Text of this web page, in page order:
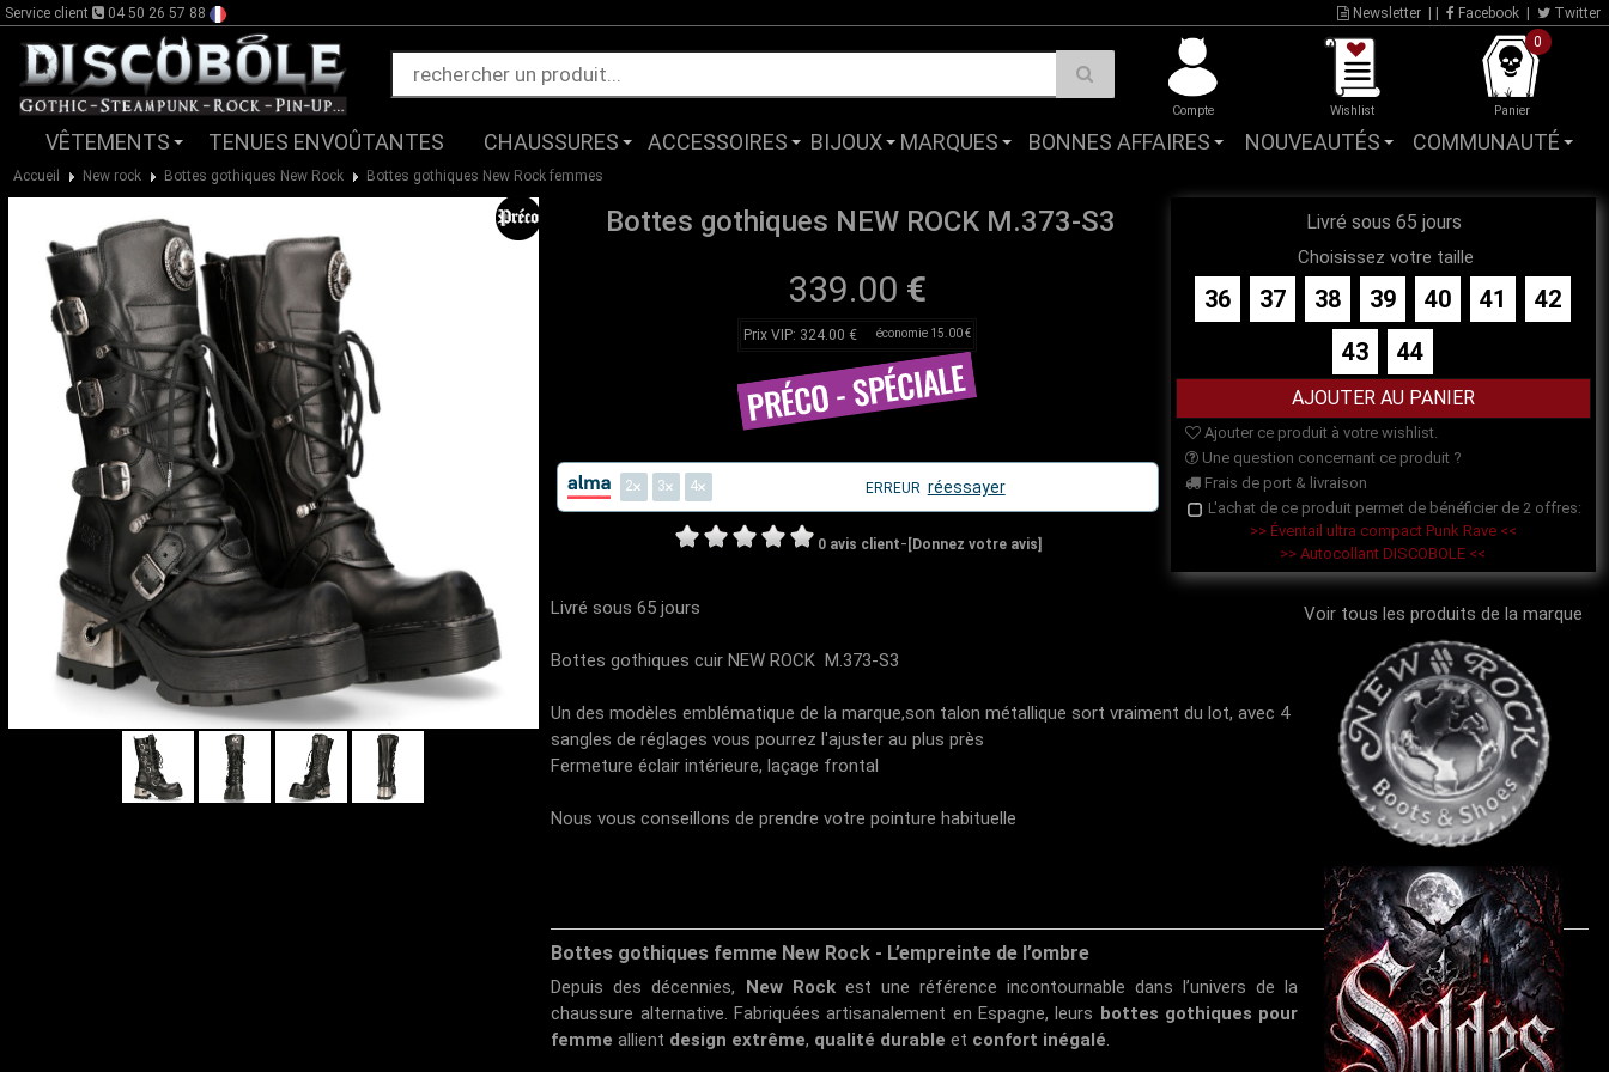
Service client 04 50 26 57 88 Newsletter Facebook Twitter
Compte Wishlist
0
Panier
VÊTEMENTS TENUES ENVOÛTANTES CHAUSSURES ACCESSOIRES BIJOUX MARQUES BONNES AFFAIRES NOUVEAUTÉS COMMUNAUTÉ
Accueil New rock Bottes gothiques New Rock Bottes gothiques New Rock femmes
Bottes gothiques NEW ROCK M.373-S3
339.00 €
Prix VIP: 324.00 € économie 15.00 €
2 3 4 ERREUR réessayer
0 avis client- [Donnez votre avis]
Livré sous 65 jours
Choisissez votre taille
36 37 38 39 40 41
42
43
44
Ajouter ce produit à votre wishlist.
Une question concernant ce produit ?
Frais de port & livraison
L'achat de ce produit permet de bénéficier de 2 offres:
>> Éventail ultra compact Punk Rave <<
>> Autocollant DISCOBOLE <<
Voir tous les produits de la marque
Livré sous 65 jours
Bottes gothiques cuir NEW ROCK M.373-S3
Un des modèles emblématique de la marque,son talon métallique sort vraiment du lot, avec 4
sangles de réglages vous pourrez l'ajuster au plus près
Fermeture éclair intérieure, laçage frontal
Nous vous conseillons de prendre votre pointure habituelle
Bottes gothiques femme New Rock - L’empreinte de l’ombre
Depuis des décennies, New Rockest une référence incontournable dans l’univers de la
chaussure alternative. Fabriquées artisanalement en Espagne, leurs bottes gothiques pour
femme allient design extrême, qualité durable et confort inégalé.